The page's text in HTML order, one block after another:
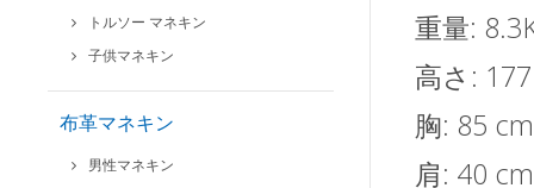
トルソー マネキン
子供マネキン
布革マネキン
男性マネキン
重量:
高さ:
胸: 85
肩: 40